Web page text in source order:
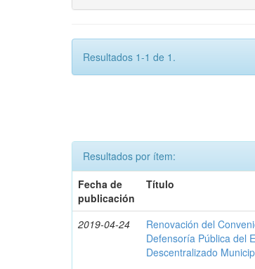
Resultados 1-1 de 1.
Resultados por ítem:
Fecha de
publicación
Título
2019-04-24
Renovación del
Defensoría Pública del
Descentralizado